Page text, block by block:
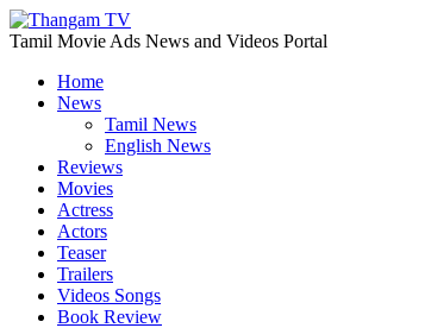
Tamil Movie Ads News and Videos Portal
Home
News
Tamil News
English News
Reviews
Movies
Actress
Actors
Teaser
Trailers
Videos Songs
Book Review